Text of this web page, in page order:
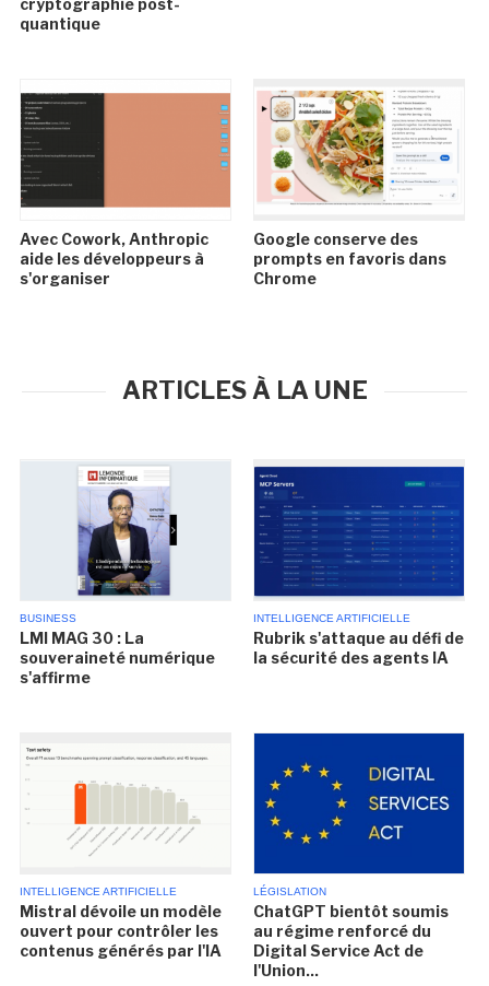
cryptographie post-
quantique
Avec Cowork, Anthropic
aide les développeurs à
s'organiser
Google conserve des
prompts en favoris dans
Chrome
ARTICLES À LA UNE
BUSINESS
LMI MAG 30 : La
souveraineté numérique
s'affirme
INTELLIGENCE ARTIFICIELLE
Rubrik s'attaque au défi de
la sécurité des agents IA
INTELLIGENCE ARTIFICIELLE
Mistral dévoile un modèle
ouvert pour contrôler les
contenus générés par l'IA
LÉGISLATION
ChatGPT bientôt soumis
au régime renforcé du
Digital Service Act de
l'Union...